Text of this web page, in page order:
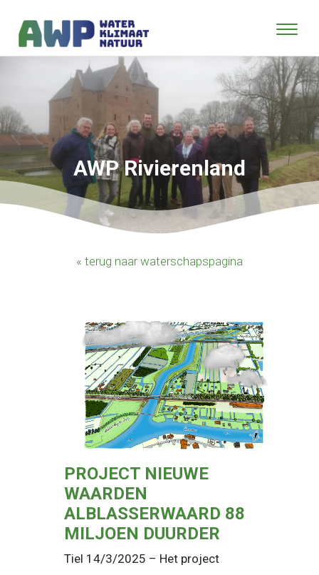
AWP Rivierenland
« terug naar waterschapspagina
PROJECT NIEUWE
WAARDEN
ALBLASSERWAARD 88
MILJOEN DUURDER
Tiel 14/3/2025 – Het project